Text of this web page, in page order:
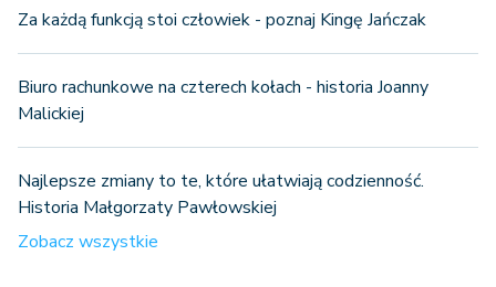
Za każdą funkcją stoi człowiek - poznaj Kingę Jańczak
Biuro rachunkowe na czterech kołach - historia Joanny
Malickiej
Najlepsze zmiany to te, które ułatwiają codzienność.
Historia Małgorzaty Pawłowskiej
Zobacz wszystkie